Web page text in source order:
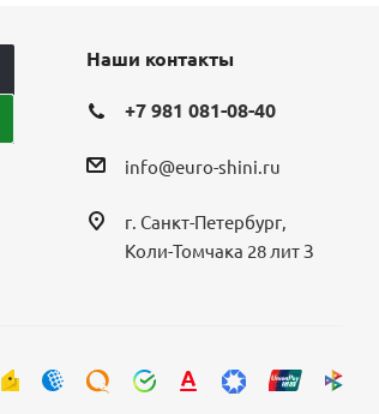
Наши контакты
+7 981 081-08-40
info@euro-shini.ru
г. Санкт-Петербург,
Коли-Томчака 28 лит З